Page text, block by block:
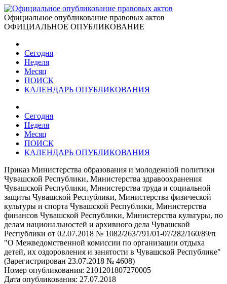
Официальное опубликование правовых актов
ОФИЦИАЛЬНОЕ ОПУБЛИКОВАНИЕ
Сегодня
Неделя
Месяц
ПОИСК
КАЛЕНДАРЬ ОПУБЛИКОВАНИЯ
Сегодня
Неделя
Месяц
ПОИСК
КАЛЕНДАРЬ ОПУБЛИКОВАНИЯ
Приказ Министерства образования и молодежной политики
Чувашской Республики, Министерства здравоохранения
Чувашской Республики, Министерства труда и социальной
защиты Чувашской Республики, Министерства физической
культуры и спорта Чувашской Республики, Министерства
финансов Чувашской Республики, Министерства культуры, по
делам национальностей и архивного дела Чувашской
Республики от 02.07.2018 № 1082/263/791/01-07/282/160/89/п
"О Межведомственной комиссии по организации отдыха
детей, их оздоровления и занятости в Чувашской Республике"
(Зарегистрирован 23.07.2018 № 4608)
Номер опубликования: 2101201807270005
Дата опубликования: 27.07.2018